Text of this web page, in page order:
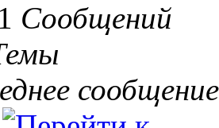
Сообщений
сообщение